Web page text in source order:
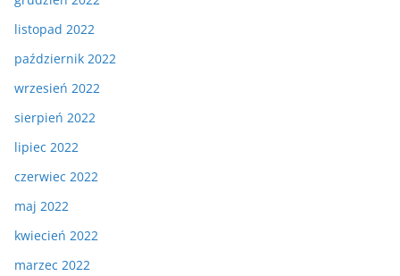
listopad 2022
październik 2022
wrzesień 2022
sierpień 2022
lipiec 2022
czerwiec 2022
maj 2022
kwiecień 2022
marzec 2022